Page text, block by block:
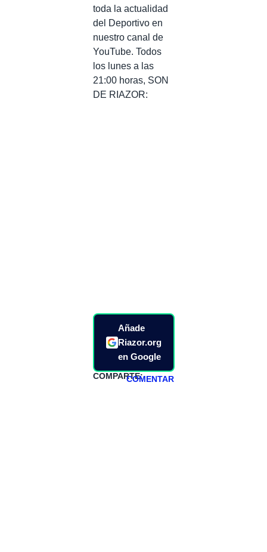
toda la actualidad
del Deportivo en
nuestro canal de
YouTube. Todos
los lunes a las
21:00 horas, SON
DE RIAZOR:
Añade
Riazor.org
en Google
COMPARTE:COMENTAR